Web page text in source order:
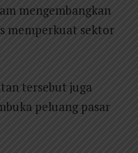
mengembangkan
memperkuat sektor
tersebut juga
peluang pasar